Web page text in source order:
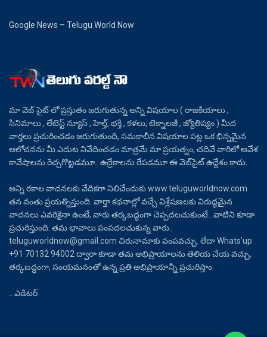
Google News – Telugu World Now
మా వెబ్ సైట్ లో ప్రస్తుతం జరుగుతున్న అన్ని విషయాల ( రాజకీయాలు ,
సినిమాలు , లేటెస్ట్ న్యూస్ , హెల్త్, భక్తి , కళలు, టెక్నాలజీ , జ్యోతిష్యం ) మీద
వార్తలు ప్రచురించడం జరుగుతుంది, సమకాలీన విషయాల పట్ల ఒక భిన్నమైన
ఆలోచనను మీ ఎదుట నివేదించడం మాత్రమే మా ప్రయత్నం, చదివే వారిలో ఆవేశ
కావేషాలను రెచ్చగొట్టడమూ.. ఉద్రేకాలను రేపడమూ ఈ వెబ్‌సైట్ ఉద్దేశం కాదు.
అన్ని రకాల వాదనలకు వేదికగా నిలిచేందుకు www.teluguworldnow.com
తన వంతు ప్రయత్నిస్తుంది. వార్తా కథనాల్లో వచ్చే విశ్లేషణలకు విరుద్ధమైన
వాదనలు ఎవరికైనా ఉంటే, వారు తర్కబద్ధంగా చెప్పదలచుకుంటే.. వాటిని కూడా
ప్రచురిస్తుంది. తమ భావాలు పంపదలచుకున్న వారు..
teluguworldnow@gmail.com చిరునామాకు పంపవచ్చు. లేదా Whats’up
+91 70132 94002 ద్వారా కూడా తమ అభిప్రాయాలను తెలియ చేయ వచ్చు,
తర్కబద్ధంగా, సంయమనంతో ఉన్న ప్రతి అభిప్రాయాన్నీ ప్రచురిస్తాం.
.. ఎడిటర్